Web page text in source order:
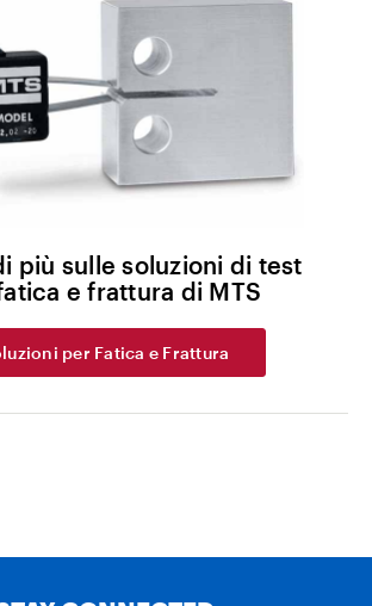
più sulle soluzioni di test
e frattura di MTS
per Fatica e Frattura